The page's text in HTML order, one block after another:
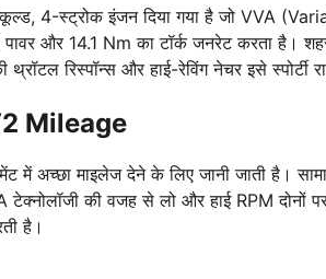
4-स्ट्रोक इंजन दिया गया है जो VVA
और 14.1 Nm का टॉर्क जनरेट करता है।
थ्रॉटल रिस्पॉन्स और हाई-रेविंग नेचर इसे स्पोर्टी
Mileage
अच्छा माइलेज देने के लिए जानी जाती है।
की वजह से लो और हाई RPM दोनों
है।